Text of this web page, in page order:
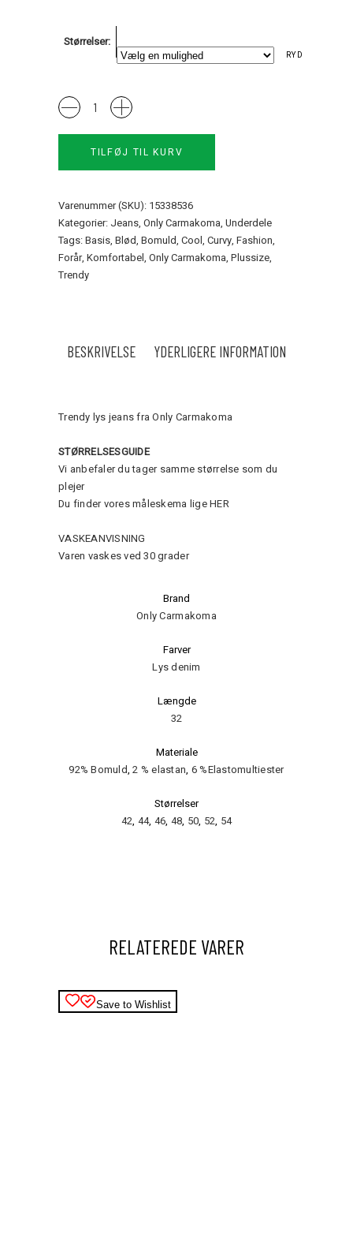
Størrelser
RYD
Carwilly
Reg
Skinny
quantityTILFØJ TIL KURV
Varenummer (SKU): 15338536
Kategorier: Jeans, Only Carmakoma, Underdele
Tags:Basis, Blød, Bomuld, Cool, Curvy, Fashion,
Forår, Komfortabel, Only Carmakoma, Plussize,
Trendy
BESKRIVELSE YDERLIGERE INFORMATION
Trendy lys jeans fra Only Carmakoma
STØRRELSESGUIDE
Vi anbefaler du tager samme størrelse som du
plejer
Du finder vores måleskema ligeHER
VASKEANVISNING
Varen vaskes ved 30 grader
Brand
Only Carmakoma
Farver
Lys denim
Længde
32
Materiale
92% Bomuld,2 % elastan, 6 %Elastomultiester
Størrelser
42, 44, 46, 48, 50, 52, 54
RELATEREDE VARER
Save to Wishlist